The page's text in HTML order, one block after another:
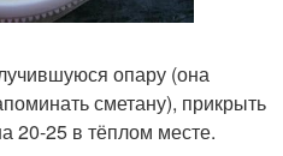
опару (она
сметану), прикрыть
20-25 в тёплом месте.